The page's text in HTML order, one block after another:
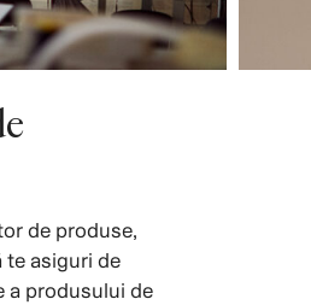
de produse,
te asiguri de
a produsului de